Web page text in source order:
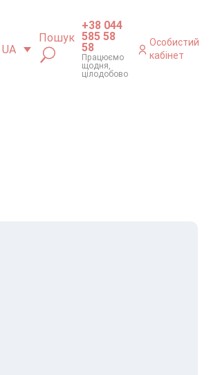
UA
Пошук
+38 044
585 58
58
Працюємо
щодня,
цілодобово
Особистий
кабінет